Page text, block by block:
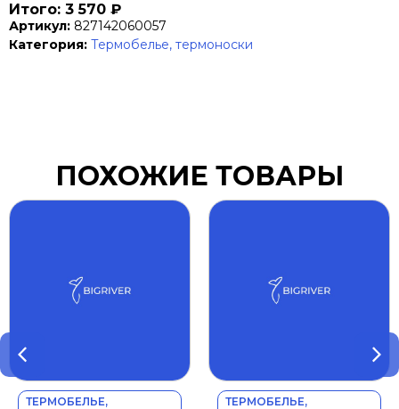
Итого: 3 570 ₽
Артикул: 827142060057
Категория: Термобелье, термоноски
ПОХОЖИЕ ТОВАРЫ
ТЕРМОБЕЛЬЕ,
ТЕРМОБЕЛЬЕ,